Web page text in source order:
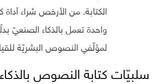
الكتابة. من الأرخص شراء
واحدة تعمل بالذكاء الصنعيّ
لمؤلّفي النصوص البشريّة
سلبيّات كتابة النصوص